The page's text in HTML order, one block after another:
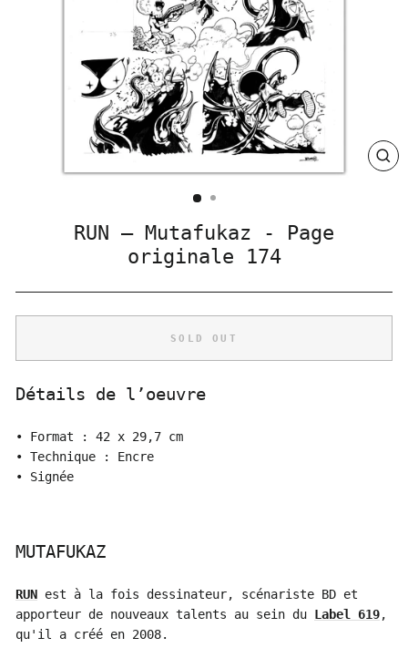
RUN – Mutafukaz - Page
originale 174
SOLD OUT
Détails de l’oeuvre
• Format : 42 x 29,7 cm
• Technique : Encre
• Signée
MUTAFUKAZ
RUN est à la fois dessinateur, scénariste BD et
apporteur de nouveaux talents au sein du Label 619,
qu'il a créé en 2008.